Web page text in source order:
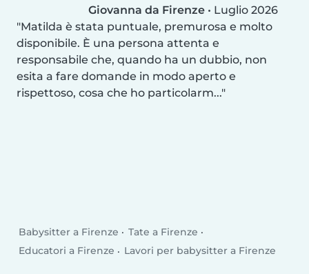
Giovanna da Firenze • Luglio 2026
Matilda è stata puntuale, premurosa e molto
disponibile. È una persona attenta e
responsabile che, quando ha un dubbio, non
esita a fare domande in modo aperto e
rispettoso, cosa che ho particolarm...
Babysitter a Firenze
Tate a Firenze
Educatori a Firenze
Lavori per babysitter a Firenze